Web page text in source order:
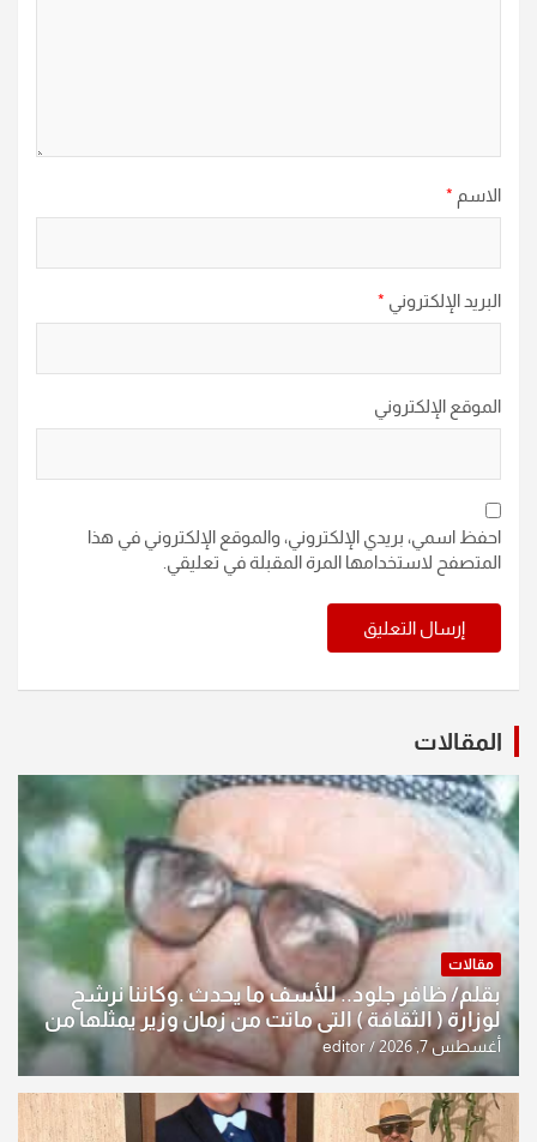
الاسم *
البريد الإلكتروني *
الموقع الإلكتروني
احفظ اسمي، بريدي الإلكتروني، والموقع الإلكتروني في هذا
المتصفح لاستخدامها المرة المقبلة في تعليقي.
المقالات
مقالات
بقلم/ ظافر جلود.. للأسف ما يحدث .وكاننا نرشح
لوزارة ( الثقافة ) التي ماتت من زمان وزير يمثلها من
النخبة والإرث العظيم للثقافة العراقية..
أغسطس 7, 2026 editor